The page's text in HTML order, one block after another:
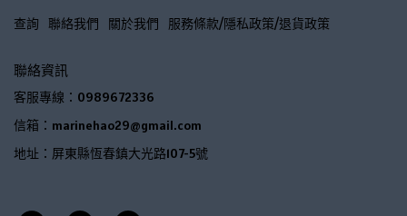
查詢 聯絡我們 關於我們 服務條款/隱私政策/退貨政策
聯絡資訊
客服專線：0989672336
信箱：marinehao29@gmail.com
地址：屏東縣恆春鎮大光路107-5號